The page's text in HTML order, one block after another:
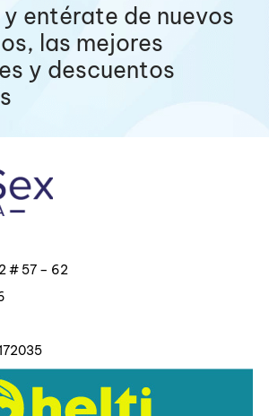
entérate de nuevos
las mejores
y descuentos
# 57 – 62